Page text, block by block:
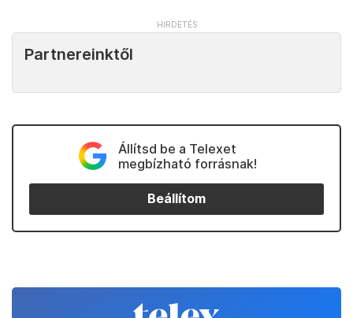
Partnereinktől
Állítsd be a Telexet
megbízható forrásnak!
Beállítom